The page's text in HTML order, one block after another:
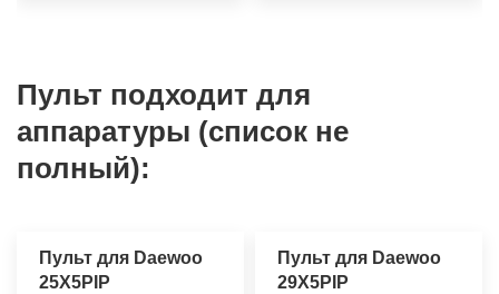
Пульт подходит для
аппаратуры (список не
полный):
Пульт для Daewoo
25X5PIP
Пульт для Daewoo
29X5PIP